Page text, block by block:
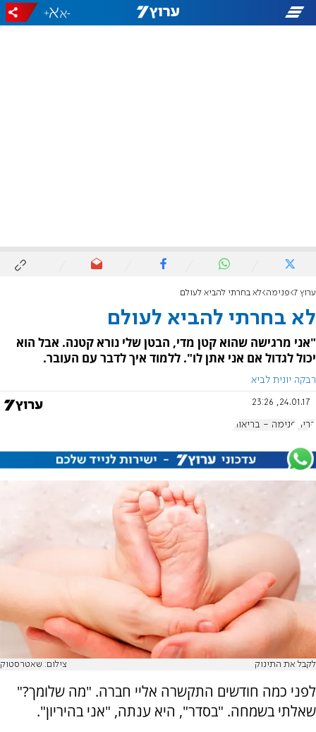
-
+
ערוץ 7 פנימה לא בחרתי להביא לעולם
לא בחרתי להביא לעולם
"אני מרגישה שהוא קטן מדי, הבטן שלי נורא קטנה. אבל הוא
יכול לגדול אם אני אתן לו". ללמוד איך לדבר עם העובר.
רבקה יונית לביא
24.01.17, 23:26
הריון פנימה - בריאות
לקבל את התינוק צילום: שאטרסטוק
לפני כמה חודשים התקשרה אליי חברה. "מה שלומך?"
שאלתי בשמחה. "בסדר", היא ענתה, "אני בהיריון".